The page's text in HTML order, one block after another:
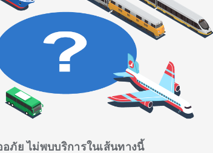
อภัย ไม่พบบริการในเส้นทางนี้